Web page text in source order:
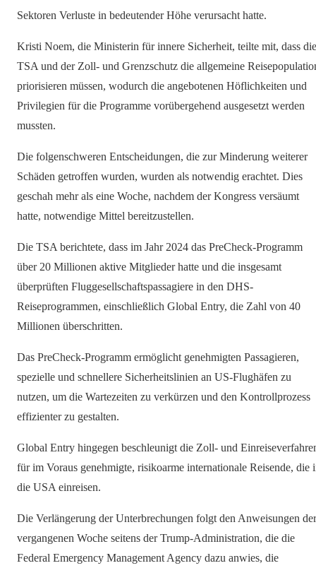
Sektoren Verluste in bedeutender Höhe verursacht hatte.
Kristi Noem, die Ministerin für innere Sicherheit, teilte mit, dass die
TSA und der Zoll- und Grenzschutz die allgemeine
priorisieren müssen, wodurch die angebotenen Höflichkeiten und
Privilegien für die Programme vorübergehend ausgesetzt werden
mussten.
Die folgenschweren Entscheidungen, die zur Minderung weiterer
Schäden getroffen wurden, wurden als notwendig erachtet. Dies
geschah mehr als eine Woche, nachdem der Kongress versäumt
hatte, notwendige Mittel bereitzustellen.
Die TSA berichtete, dass im Jahr 2024 das PreCheck-Programm
über 20 Millionen aktive Mitglieder hatte und die insgesamt
überprüften Fluggesellschaftspassagiere in den DHS-
Reiseprogrammen, einschließlich Global Entry, die Zahl von 40
Millionen überschritten.
Das PreCheck-Programm ermöglicht genehmigten Passagieren,
spezielle und schnellere Sicherheitslinien an US-Flughäfen zu
nutzen, um die Wartezeiten zu verkürzen und den Kontrollprozess
effizienter zu gestalten.
Global Entry hingegen beschleunigt die Zoll- und
für im Voraus genehmigte, risikoarme internationale Reisende, die
die USA einreisen.
Die Verlängerung der Unterbrechungen folgt den Anweisungen der
vergangenen Woche seitens der Trump-Administration, die die
Federal Emergency Management Agency dazu anwies, die